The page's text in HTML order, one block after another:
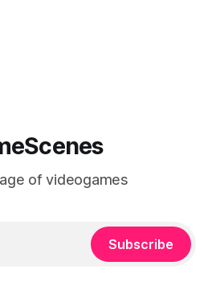
of videogames
Subscribe